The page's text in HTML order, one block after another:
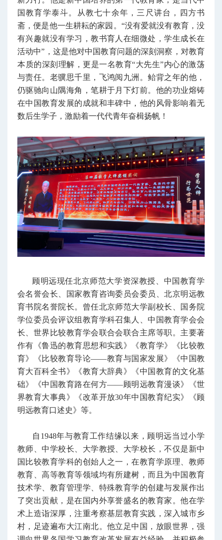
国教育学泰斗。从教七十余年，三尺讲台，四方书
斋，便是他一生耕耘的家园。“没有爱就没有教育，没
有兴趣就没有学习，教书育人在细微处，学生成长在
活动中”，这是他对中国教育问题的深刻洞察，对教育
本质的深刻理解，更是一名教育“大先生”内心的激荡
与责任。老骥思千里，飞鸿阅九洲。鲐背之年的他，
仍驱驰向山隅海角，笔耕于月下灯前。他的功业熔铸
在中国教育发展的成就和丰碑中，他的风骨影响着无
数后生学子，激励着一代代青年奋楫扬帆！
顾明远现任北京师范大学资深教授、中国教育学
会名誉会长、国家教育咨询委员会委员、北京明远教
育书院名誉院长。曾任北京师范大学副校长、国务院
学位委员会评议组教育学科召集人、中国教育学会会
长、世界比较教育学会联合会联合主席等职。主要著
作有《鲁迅的教育思想和实践》《教育学》《比较教
育》《比较教育导论——教育与国家发展》《中国教
育大百科全书》《教育大辞典》《中国教育的文化基
础》《中国教育路在何方——顾明远教育漫谈》《世
界教育大事典》《改革开放30年中国教育纪实》《顾
明远教育口述史》等。
自1948年与教育工作结缘以来，顾明远当过小学
教师、中学校长、大学教授、大学校长，不仅是新中
国比较教育学科的创始人之一，在教育学原理、教师
教育、高等教育等领域均有所建树，而且为中国教育
技术学、教育管理学、特殊教育学的创建与发展作出
了突出贡献，是在国内外享誉盛名的教育家。他在学
术上造诣深厚，注重考察基层教育实践，深入城市乡
村，足迹遍布大江南北。他立足中国，放眼世界，强